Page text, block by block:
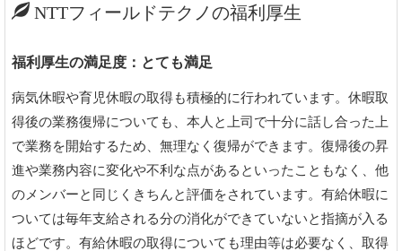
NTTフィールドテクノの福利厚生
福利厚生の満足度：とても満足
病気休暇や育児休暇の取得も積極的に行われています。休暇取
得後の業務復帰についても、本人と上司で十分に話し合った上
で業務を開始するため、無理なく復帰ができます。復帰後の昇
進や業務内容に変化や不利な点があるといったこともなく、他
のメンバーと同じくきちんと評価をされています。有給休暇に
ついては毎年支給される分の消化ができていないと指摘が入る
ほどです。有給休暇の取得についても理由等は必要なく、取得